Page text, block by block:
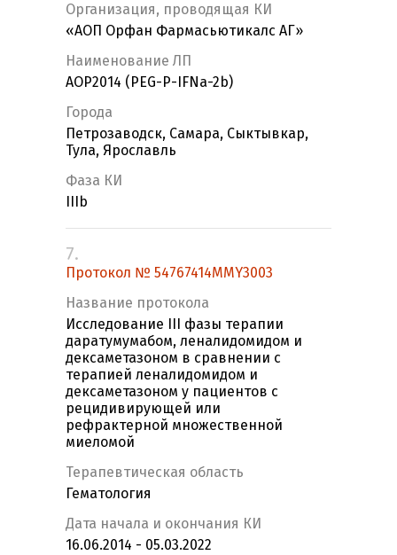
Организация, проводящая КИ
«АОП Орфан Фармасьютикалс АГ»
Наименование ЛП
AOP2014 (PEG-P-IFNа-2b)
Города
Петрозаводск, Самара, Сыктывкар,
Тула, Ярославль
Фаза КИ
IIIb
7.
Протокол № 54767414MMY3003
Название протокола
Исследование III фазы терапии
даратумумабом, леналидомидом и
дексаметазоном в сравнении с
терапией леналидомидом и
дексаметазоном у пациентов с
рецидивирующей или
рефрактерной множественной
миеломой
Терапевтическая область
Гематология
Дата начала и окончания КИ
16.06.2014 - 05.03.2022